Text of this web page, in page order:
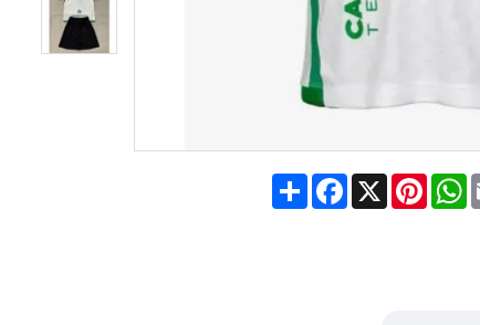
ShareFacebook
X